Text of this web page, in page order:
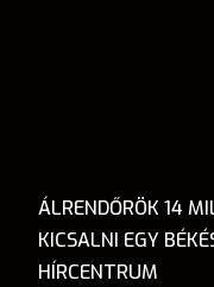
ÁLRENDŐRÖK 14
KICSALNI EGY
HÍRCENTRUM